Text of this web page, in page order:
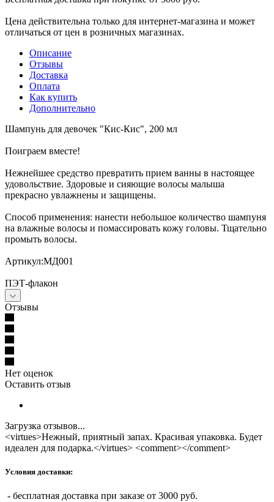
Цена действительна только для интернет-магазина и может
отличаться от цен в розничных магазинах.
Описание
Отзывы
Доставка
Оплата
Как купить
Дополнительно
Шампунь для девочек "Кис-Кис", 200 мл
Поиграем вместе!
Нежнейшее средство превратить прием ванны в настоящее
удовольствие. Здоровые и сияющие волосы малыша
прекрасно увлажнены и защищены.
Способ применения: нанести небольшое количество шампуня
на влажные волосы и помассировать кожу головы. Тщательно
промыть волосы.
Артикул:МД001
ПЭТ-флакон
Отзывы
Нет оценок
Оставить отзыв
Загрузка отзывов...
<virtues>Нежный, приятный запах. Красивая упаковка. Будет
идеален для подарка.</virtues> <comment></comment>
Условия доставки:
- бесплатная доставка при заказе от 3000 руб.